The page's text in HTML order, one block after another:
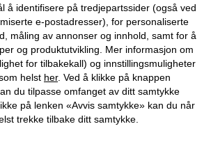
kan også finne oss på
å identifisere på tredjepartssider (også ved
e-postadresser), for personaliserte
måling av annonser og innhold, samt for å
og produktutvikling. Mer informasjon om
for tilbakekall) og innstillingsmuligheter
helst her. Ved å klikke på knappen
du tilpasse omfanget av ditt samtykke
på lenken «Avvis samtykke» kan du når
trekke tilbake ditt samtykke.